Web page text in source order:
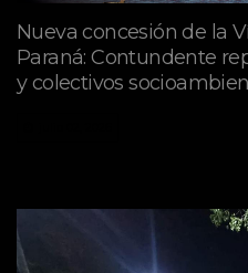
Nueva concesión de la
Paraná: Contundente
y colectivos